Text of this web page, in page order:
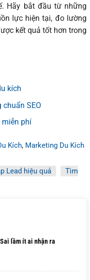
Hãy bắt đầu từ những
lực hiện tại, đo lường
kết quả tốt hơn trong
kích
SEO
miễn phí
Kích, Marketing Du Kích
Lead hiệu quả
Tìm
lầm ít ai nhận ra